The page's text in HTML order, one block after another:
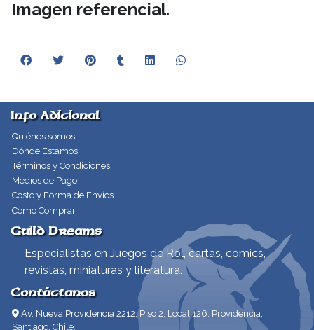
Imagen referencial.
Info Adicional
Quiénes somos
Dónde Estamos
Términos y Condiciones
Medios de Pago
Costo y Forma de Envíos
Como Comprar
Guild Dreams
Especialistas en Juegos de Rol, cartas, comics,
revistas, miniaturas y literatura.
Contáctanos
Av. Nueva Providencia 2212, Piso 2, Local 126. Providencia,
Santiago, Chile.